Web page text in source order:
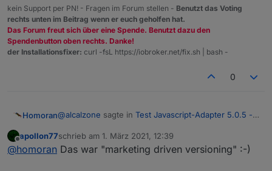
kein Support per PN! - Fragen im Forum stellen - Benutzt das Voting
rechts unten im Beitrag wenn er euch geholfen hat.
Das Forum freut sich über eine Spende. Benutzt dazu den
Spendenbutton oben rechts. Danke!
der Installationsfixer: curl -fsL https://iobroker.net/fix.sh | bash -
0
Homoran@alcalzone sagte in Test Javascript-Adapter 5.0.5 -
wieder beim emotional versioning wären
Offline
apollon77schrieb am 1. März 2021, 12:39
zuletzt editiert von
@homoran Das war "marketing driven versioning" :-)